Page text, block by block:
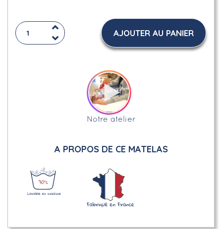
AJOUTER AU PANIER
Notre atelier
A PROPOS DE CE MATELAS